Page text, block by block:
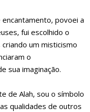
povoei a
fui escolhido o
um misticismo
o
sua imaginação.
de Alah, sou o símbolo
qualidades de outros